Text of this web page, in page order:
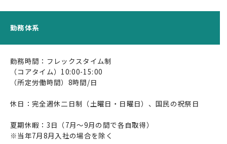
ビジョン / ミッション / バリュー
経営陣紹介
株主・投資家情報
ソリューション
勤務体系
勤務時間：フレックスタイム制
（コアタイム）10:00-15:00
（所定労働時間）8時間/日
休日：完全週休二日制（土曜日・日曜日）、国民の祝祭日
夏期休暇：3日（7月～9月の間で各自取得）
※当年7月8月入社の場合を除く